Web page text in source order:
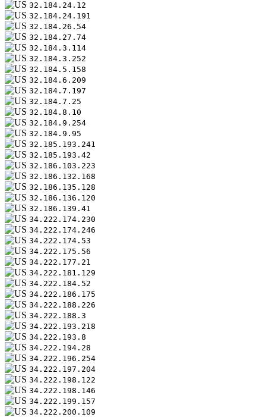
32.184.24.12
32.184.24.191
32.184.26.54
32.184.27.74
32.184.3.114
32.184.3.252
32.184.5.158
32.184.6.209
32.184.7.197
32.184.7.25
32.184.8.10
32.184.9.254
32.184.9.95
32.185.193.241
32.185.193.42
32.186.103.223
32.186.132.168
32.186.135.128
32.186.136.120
32.186.139.41
34.222.174.230
34.222.174.246
34.222.174.53
34.222.175.56
34.222.177.21
34.222.181.129
34.222.184.52
34.222.186.175
34.222.188.226
34.222.188.3
34.222.193.218
34.222.193.8
34.222.194.28
34.222.196.254
34.222.197.204
34.222.198.122
34.222.198.146
34.222.199.157
34.222.200.109